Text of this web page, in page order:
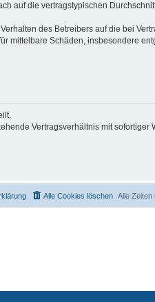
auf die vertragstypischen
des Betreibers auf die bei
mittelbare Schäden, insbesondere
Vertragsverhältnis mit sofortiger
Alle Zeiten
Alle Cookies löschen